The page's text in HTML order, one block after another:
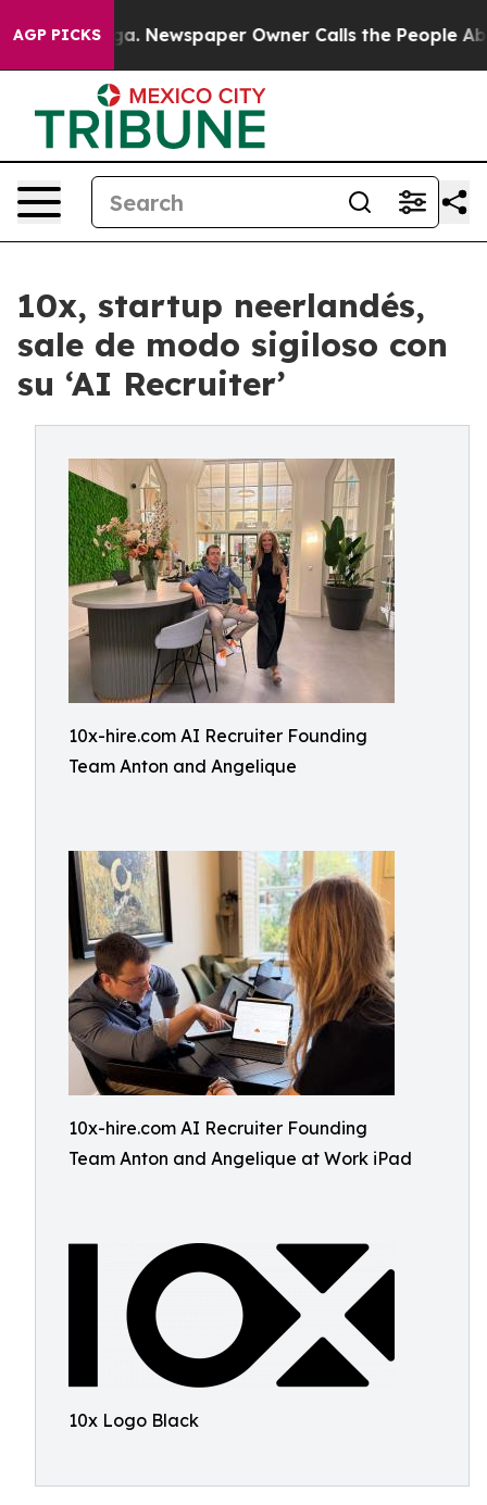
AGP PICKSNewspaper Owner Calls the People Abruptly
10x, startup neerlandés,
sale de modo sigiloso con
su ‘AI Recruiter’
10x-hire.com AI Recruiter Founding
Team Anton and Angelique
10x-hire.com AI Recruiter Founding
Team Anton and Angelique at Work iPad
10x Logo Black